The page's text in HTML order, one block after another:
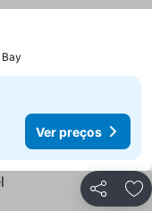
Ver preços
Partilhar